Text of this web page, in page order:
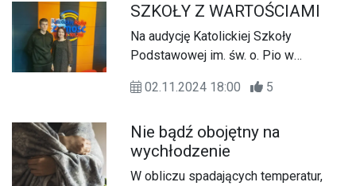
Okręgowego Polskiego Związku
Łowieckiego w Zamościu.
Zapraszamy do wysłuchania
SZKOŁY Z WARTOŚCIAMI
Na audycję Katolickiej Szkoły
Podstawowej im. św. o. Pio w
pierwszą sobotę miesiąca o godz.
02.11.2024 18:00 5
Nie bądź obojętny na
wychłodzenie
W obliczu spadających temperatur,